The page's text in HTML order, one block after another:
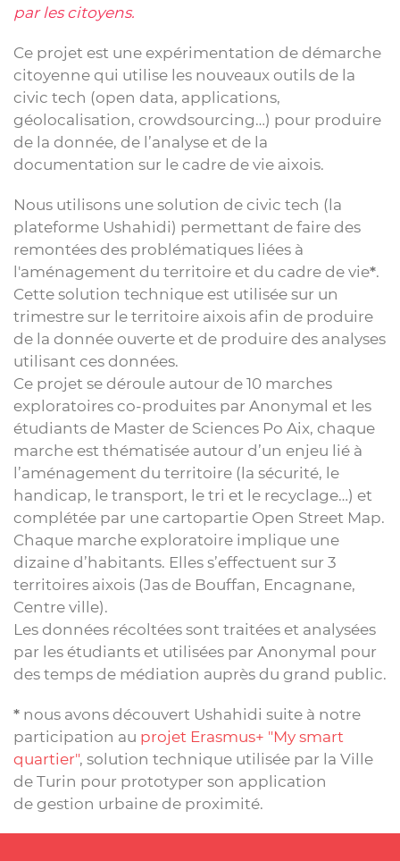
par les citoyens.
Ce projet est une expérimentation de démarche
citoyenne qui utilise les nouveaux outils de la
civic tech (open data, applications,
géolocalisation, crowdsourcing…) pour produire
de la donnée, de l’analyse et de la
documentation sur le cadre de vie aixois.
Nous utilisons une solution de civic tech (la
plateforme Ushahidi) permettant de faire des
remontées des problématiques liées à
l'aménagement du territoire et du cadre de vie*.
Cette solution technique est utilisée sur un
trimestre sur le territoire aixois afin de produire
de la donnée ouverte et de produire des analyses
utilisant ces données.
Ce projet se déroule autour de 10 marches
exploratoires co-produites par Anonymal et les
étudiants de Master de Sciences Po Aix, chaque
marche est thématisée autour d’un enjeu lié à
l’aménagement du territoire (la sécurité, le
handicap, le transport, le tri et le recyclage…) et
complétée par une cartopartie Open Street Map.
Chaque marche exploratoire implique une
dizaine d’habitants. Elles s’effectuent sur 3
territoires aixois (Jas de Bouffan, Encagnane,
Centre ville).
Les données récoltées sont traitées et analysées
par les étudiants et utilisées par Anonymal pour
des temps de médiation auprès du grand public.
* nous avons découvert Ushahidi suite à notre
participation au projet Erasmus+ "My smart
quartier", solution technique utilisée par la Ville
de Turin pour prototyper son application
de gestion urbaine de proximité.